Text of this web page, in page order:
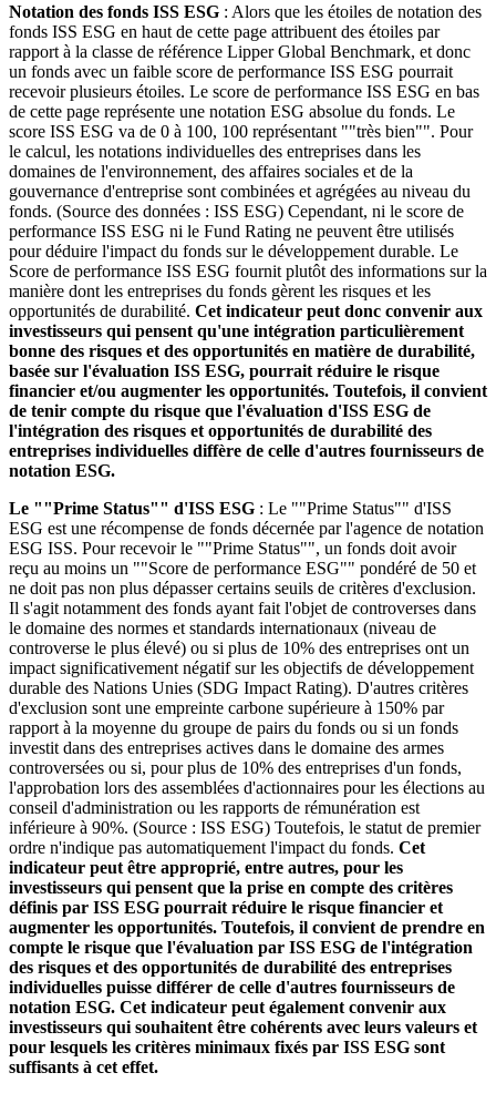
Notation des fonds ISS ESG : Alors que les étoiles de notation des
fonds ISS ESG en haut de cette page attribuent des étoiles par
rapport à la classe de référence Lipper Global Benchmark, et donc
un fonds avec un faible score de performance ISS ESG pourrait
recevoir plusieurs étoiles. Le score de performance ISS ESG en bas
de cette page représente une notation ESG absolue du fonds. Le
score ISS ESG va de 0 à 100, 100 représentant ""très bien"". Pour
le calcul, les notations individuelles des entreprises dans les
domaines de l'environnement, des affaires sociales et de la
gouvernance d'entreprise sont combinées et agrégées au niveau du
fonds. (Source des données : ISS ESG) Cependant, ni le score de
performance ISS ESG ni le Fund Rating ne peuvent être utilisés
pour déduire l'impact du fonds sur le développement durable. Le
Score de performance ISS ESG fournit plutôt des informations sur la
manière dont les entreprises du fonds gèrent les risques et les
opportunités de durabilité. Cet indicateur peut donc convenir aux
investisseurs qui pensent qu'une intégration particulièrement
bonne des risques et des opportunités en matière de durabilité,
basée sur l'évaluation ISS ESG, pourrait réduire le risque
financier et/ou augmenter les opportunités. Toutefois, il convient
de tenir compte du risque que l'évaluation d'ISS ESG de
l'intégration des risques et opportunités de durabilité des
entreprises individuelles diffère de celle d'autres fournisseurs de
notation ESG.
Le ""Prime Status"" d'ISS ESG : Le ""Prime Status"" d'ISS
ESG est une récompense de fonds décernée par l'agence de notation
ESG ISS. Pour recevoir le ""Prime Status"", un fonds doit avoir
reçu au moins un ""Score de performance ESG"" pondéré de 50 et
ne doit pas non plus dépasser certains seuils de critères d'exclusion.
Il s'agit notamment des fonds ayant fait l'objet de controverses dans
le domaine des normes et standards internationaux (niveau de
controverse le plus élevé) ou si plus de 10% des entreprises ont un
impact significativement négatif sur les objectifs de développement
durable des Nations Unies (SDG Impact Rating). D'autres critères
d'exclusion sont une empreinte carbone supérieure à 150% par
rapport à la moyenne du groupe de pairs du fonds ou si un fonds
investit dans des entreprises actives dans le domaine des armes
controversées ou si, pour plus de 10% des entreprises d'un fonds,
l'approbation lors des assemblées d'actionnaires pour les élections au
conseil d'administration ou les rapports de rémunération est
inférieure à 90%. (Source : ISS ESG) Toutefois, le statut de premier
ordre n'indique pas automatiquement l'impact du fonds. Cet
indicateur peut être approprié, entre autres, pour les
investisseurs qui pensent que la prise en compte des critères
définis par ISS ESG pourrait réduire le risque financier et
augmenter les opportunités. Toutefois, il convient de prendre en
compte le risque que l'évaluation par ISS ESG de l'intégration
des risques et des opportunités de durabilité des entreprises
individuelles puisse différer de celle d'autres fournisseurs de
notation ESG. Cet indicateur peut également convenir aux
investisseurs qui souhaitent être cohérents avec leurs valeurs et
pour lesquels les critères minimaux fixés par ISS ESG sont
suffisants à cet effet.